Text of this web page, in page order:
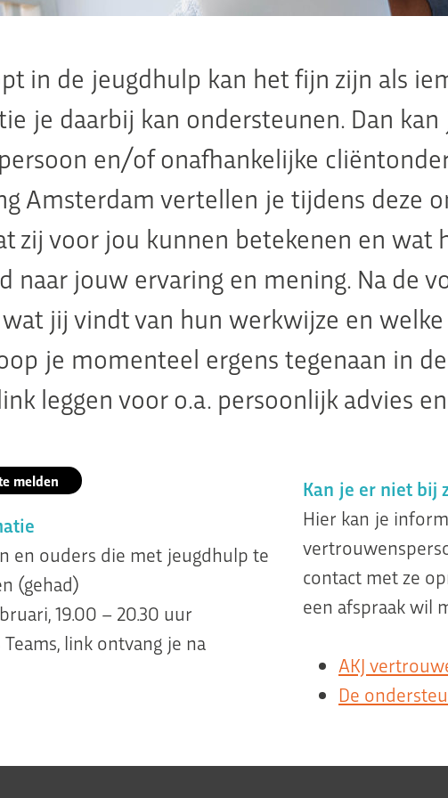
in de jeugdhulp kan het fijn zijn als
je daarbij kan ondersteunen. Dan
en/of onafhankelijke
Amsterdam vertellen je tijdens deze
zij voor jou kunnen betekenen en wat
naar jouw ervaring en mening. Na de
jij vindt van hun werkwijze en
je momenteel ergens tegenaan in
leggen voor o.a. persoonlijk advies
melden
en ouders die met jeugdhulp te
(gehad)
19.00 – 20.30 uur
Teams, link ontvang je na
Kan je er niet bij
Hier kan je
contact met ze
een afspraak wil
AKJ
De